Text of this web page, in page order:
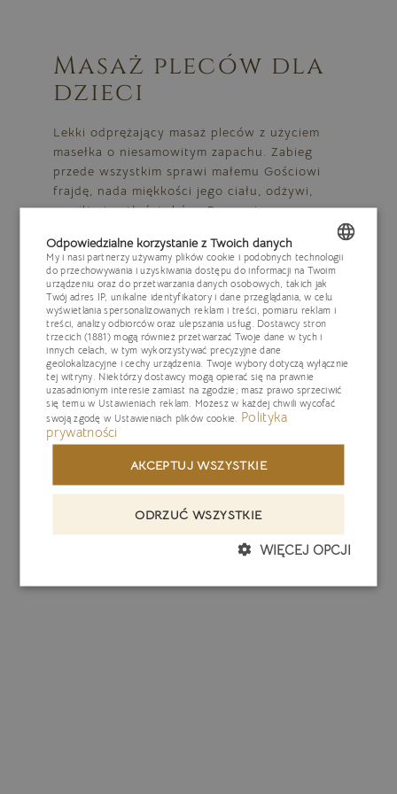
Masaż pleców dla
dzieci
Lekki odprężający masaż pleców z użyciem
masełka o niesamowitym zapachu. Zabieg
przede wszystkim sprawi małemu Gościowi
frajdę, nada miękkości jego ciału, odżywi,
nawilży i natłuści skórę. Poprawi
Zamknij
POLISH
ENGLISH
GERMAN
CZECH
Odpowiedzialne korzystanie z Twoich danych
My i nasi partnerzy używamy plików cookie i podobnych technologii
do przechowywania i uzyskiwania dostępu do informacji na Twoim
urządzeniu oraz do przetwarzania danych osobowych, takich jak
Twój adres IP, unikalne identyfikatory i dane przeglądania, w celu
wyświetlania spersonalizowanych reklam i treści, pomiaru reklam i
treści, analizy odbiorców oraz ulepszania usług. Dostawcy stron
trzecich (1881)mogą również przetwarzać Twoje dane w tych i
innych celach, w tym wykorzystywać precyzyjne dane
geolokalizacyjne i cechy urządzenia. Twoje wybory dotyczą wyłącznie
tej witryny. Niektórzy dostawcy mogą opierać się na prawnie
uzasadnionym interesie zamiast na zgodzie; masz prawo sprzeciwić
się temu w Ustawieniach reklam . Możesz w każdej chwili wycofać
swoją zgodę w Ustawieniach plików cookie Polityka
prywatności
AKCEPTUJ WSZYSTKIE
ODRZUĆ WSZYSTKIE
WIĘCEJ OPCJI